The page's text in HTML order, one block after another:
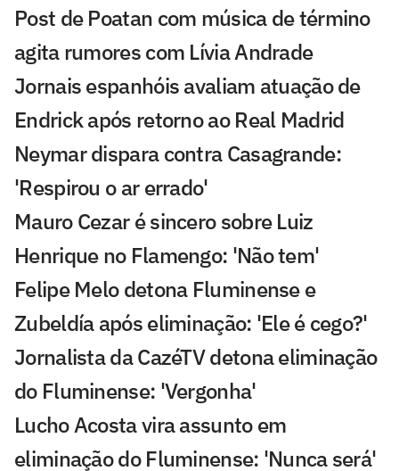
Post de Poatan com música de término
agita rumores com Lívia Andrade
Jornais espanhóis avaliam atuação de
Endrick após retorno ao Real Madrid
Neymar dispara contra Casagrande:
'Respirou o ar errado'
Mauro Cezar é sincero sobre Luiz
Henrique no Flamengo: 'Não tem'
Felipe Melo detona Fluminense e
Zubeldía após eliminação: 'Ele é cego?'
Jornalista da CazéTV detona eliminação
do Fluminense: 'Vergonha'
Lucho Acosta vira assunto em
eliminação do Fluminense: 'Nunca será'